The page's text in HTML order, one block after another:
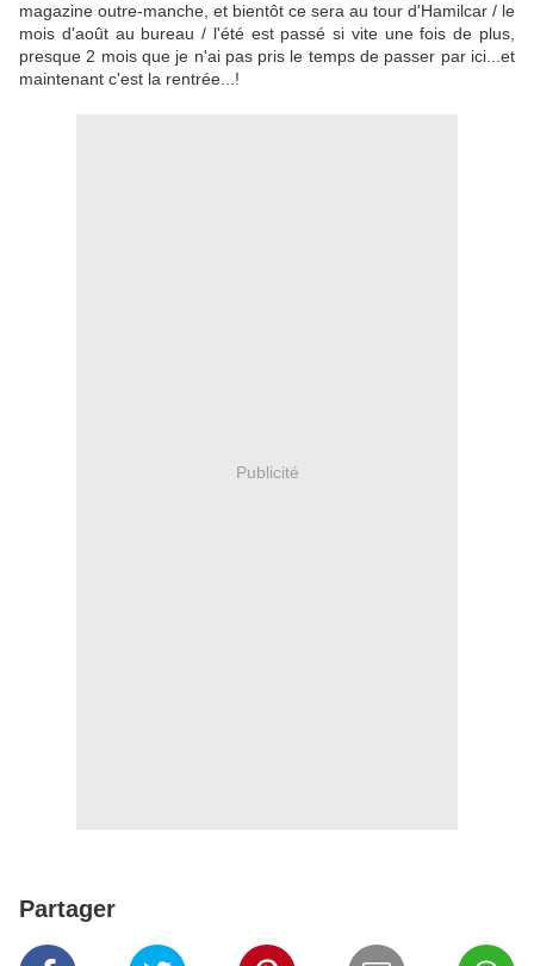
magazine outre-manche, et bientôt ce sera au tour d'Hamilcar / le
mois d'août au bureau / l'été est passé si vite une fois de plus,
presque 2 mois que je n'ai pas pris le temps de passer par ici...et
maintenant c'est la rentrée...!
Publicité
Partager